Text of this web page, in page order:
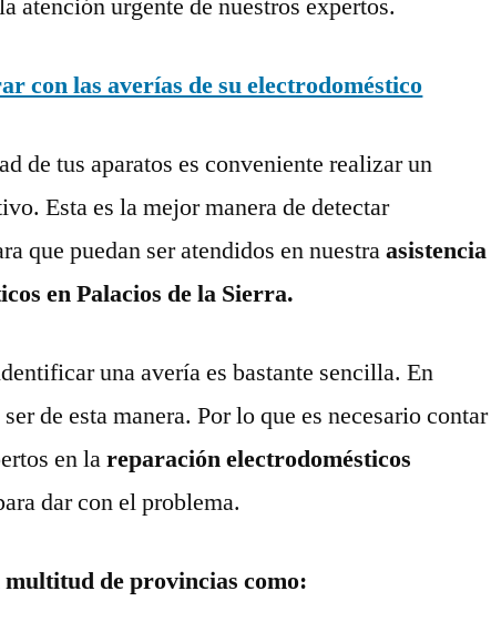
con las averías de su electrodoméstico
de tus aparatos es conveniente realizar un
Esta es la mejor manera de detectar
que puedan ser atendidos en nuestraasistencia
en Palacios de la Sierra.
una avería es bastante sencilla. En
de esta manera. Por lo que es necesario contar
en lareparación electrodomésticos
dar con el problema.
multitud de provincias como: